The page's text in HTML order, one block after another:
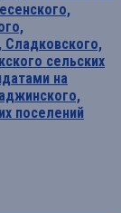
Сладковского,
сельских
на
поселений